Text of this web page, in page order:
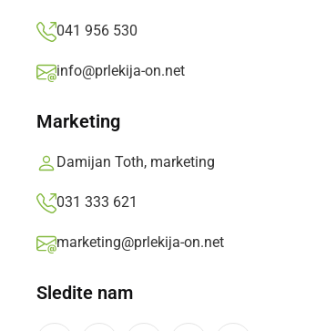
041 956 530
info@prlekija-on.net
Marketing
Damijan Toth, marketing
031 333 621
marketing@prlekija-on.net
Sledite nam
Občinski svet je odločil,